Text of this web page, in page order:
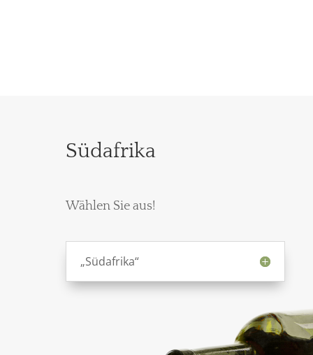
Südafrika
Wählen Sie aus!
„Südafrika“